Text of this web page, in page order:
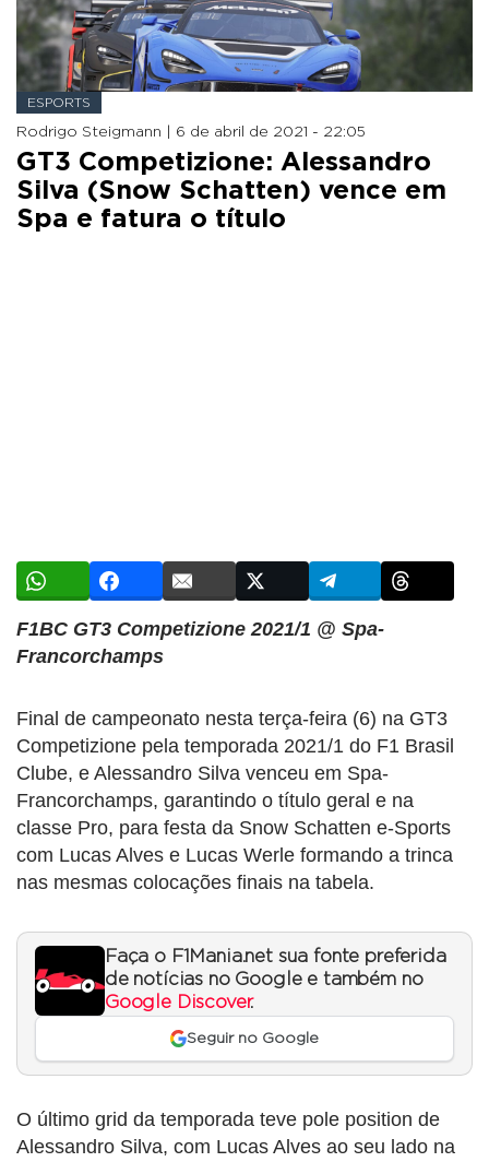
ESPORTS
Rodrigo Steigmann | 6 de abril de 2021 - 22:05
GT3 Competizione: Alessandro
Silva (Snow Schatten) vence em
Spa e fatura o título
F1BC GT3 Competizione 2021/1 @ Spa-
Francorchamps
Final de campeonato nesta terça-feira (6) na GT3
Competizione pela temporada 2021/1 do F1 Brasil
Clube, e Alessandro Silva venceu em Spa-
Francorchamps, garantindo o título geral e na
classe Pro, para festa da Snow Schatten e-Sports
com Lucas Alves e Lucas Werle formando a trinca
nas mesmas colocações finais na tabela.
Faça o F1Mania.net sua fonte preferida
de notícias no Google e também no
Google Discover.
Seguir no Google
O último grid da temporada teve pole position de
Alessandro Silva, com Lucas Alves ao seu lado na